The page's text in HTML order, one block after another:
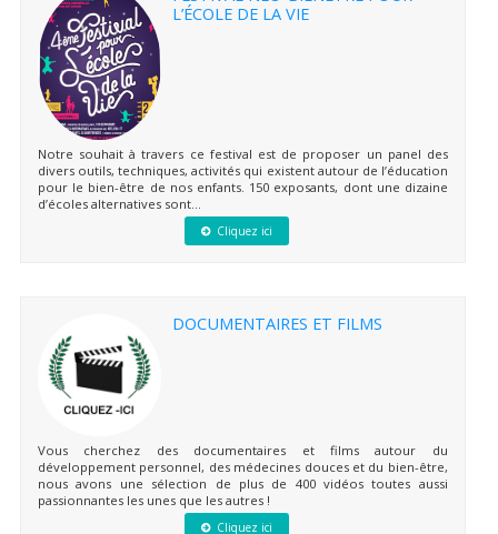
L’ÉCOLE DE LA VIE
Notre souhait à travers ce festival est de proposer un panel des
divers outils, techniques, activités qui existent autour de l’éducation
pour le bien-être de nos enfants. 150 exposants, dont une dizaine
d’écoles alternatives sont...
Cliquez ici
DOCUMENTAIRES ET FILMS
Vous cherchez des documentaires et films autour du
développement personnel, des médecines douces et du bien-être,
nous avons une sélection de plus de 400 vidéos toutes aussi
passionnantes les unes que les autres !
Cliquez ici